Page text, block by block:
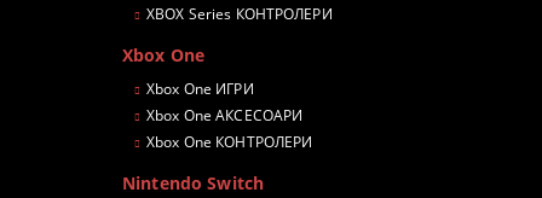
XBOX Series КОНТРОЛЕРИ
Xbox One
Xbox One ИГРИ
Xbox One АКСЕСОАРИ
Xbox One КОНТРОЛЕРИ
Nintendo Switch